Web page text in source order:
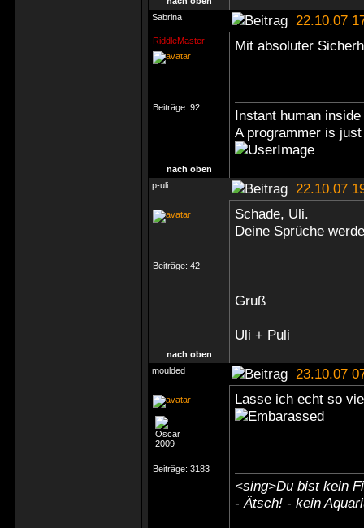
Sabrina
22.10.07
RiddleMaster
Beiträge: 92
Mit absoluter
Instant human
A programmer is
nach oben
p-uli
22.10.07
Beiträge: 42
Schade, Uli.
Deine Sprüche
Gruß
Uli + Puli
nach oben
moulded
23.10.07
Beiträge: 3183
Lasse ich echt so
<sing>Du bist kein
- Ätsch! - kein